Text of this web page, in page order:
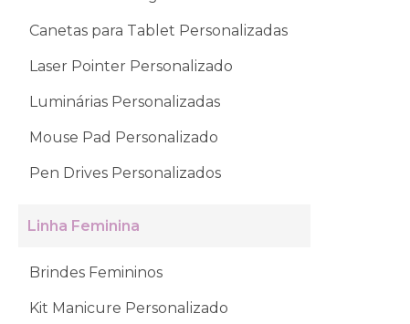
Canetas para Tablet Personalizadas
Laser Pointer Personalizado
Luminárias Personalizadas
Mouse Pad Personalizado
Pen Drives Personalizados
Linha Feminina
Brindes Femininos
Kit Manicure Personalizado